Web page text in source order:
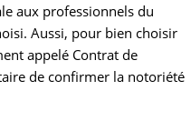
aux professionnels du
Aussi, pour bien choisir
appelé Contrat de
de confirmer la notoriété